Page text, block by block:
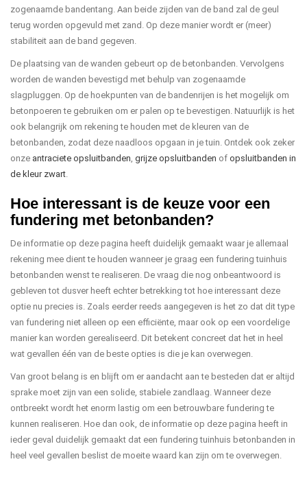
zogenaamde bandentang. Aan beide zijden van de band zal de geul
terug worden opgevuld met zand. Op deze manier wordt er (meer)
stabiliteit aan de band gegeven.
De plaatsing van de wanden gebeurt op de betonbanden. Vervolgens
worden de wanden bevestigd met behulp van zogenaamde
slagpluggen. Op de hoekpunten van de bandenrijen is het mogelijk om
betonpoeren te gebruiken om er palen op te bevestigen. Natuurlijk is het
ook belangrijk om rekening te houden met de kleuren van de
betonbanden, zodat deze naadloos opgaan in je tuin. Ontdek ook zeker
onze antraciete opsluitbanden, grijze opsluitbanden of opsluitbanden in
de kleur zwart.
Hoe interessant is de keuze voor een
fundering met betonbanden?
De informatie op deze pagina heeft duidelijk gemaakt waar je allemaal
rekening mee dient te houden wanneer je graag een fundering tuinhuis
betonbanden wenst te realiseren. De vraag die nog onbeantwoord is
gebleven tot dusver heeft echter betrekking tot hoe interessant deze
optie nu precies is. Zoals eerder reeds aangegeven is het zo dat dit type
van fundering niet alleen op een efficiënte, maar ook op een voordelige
manier kan worden gerealiseerd. Dit betekent concreet dat het in heel
wat gevallen één van de beste opties is die je kan overwegen.
Van groot belang is en blijft om er aandacht aan te besteden dat er altijd
sprake moet zijn van een solide, stabiele zandlaag. Wanneer deze
ontbreekt wordt het enorm lastig om een betrouwbare fundering te
kunnen realiseren. Hoe dan ook, de informatie op deze pagina heeft in
ieder geval duidelijk gemaakt dat een fundering tuinhuis betonbanden in
heel veel gevallen beslist de moeite waard kan zijn om te overwegen.